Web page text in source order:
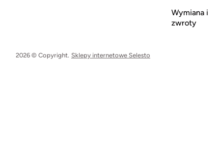
Wymiana i
zwroty
2026 © Copyright. Sklepy internetowe Selesto